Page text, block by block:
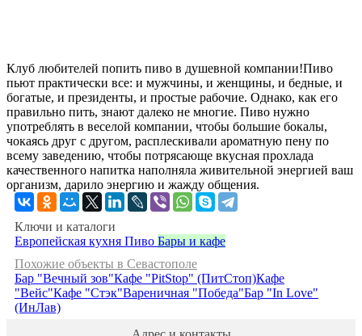
Клуб любителей попить пиво в душевной компании!Пиво
пьют практически все: и мужчины, и женщины, и бедные, и
богатые, и президенты, и простые рабочие. Однако, как его
правильно пить, знают далеко не многие. Пиво нужно
употреблять в веселой компании, чтобы большие бокалы,
чокаясь друг с другом, расплескивали ароматную пену по
всему заведению, чтобы потрясающе вкусная прохлада
качественного напитка наполняла живительной энергией ваш
организм, дарило энергию и жажду общения.
Ключи и каталоги
Европейская кухня Пиво Бары и кафе
Похожие объекты в Севастополе
Бар "Вечный зов"Кафе "PitStop" (ПитСтоп)Кафе
"Вейс"Кафе "Стэк"Вареничная "Победа"Бар "In Love"
(ИнЛав)